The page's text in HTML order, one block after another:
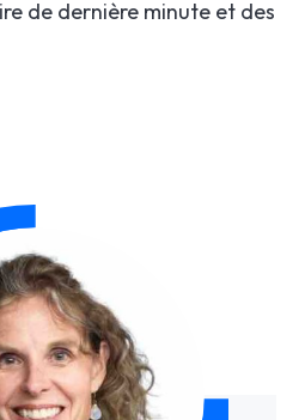
de dernière minute et des